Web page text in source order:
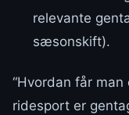
relevante
sæsonskift).
“Hvordan får man
ridesport er